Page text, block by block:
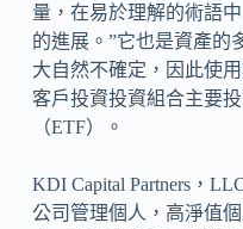
量，在易於理解的術語
的進展。”它也是資產的
大自然不確定，因此使
客戶投資投資組合主要
（ETF）。
KDI Capital Partners，
公司管理個人，高淨值